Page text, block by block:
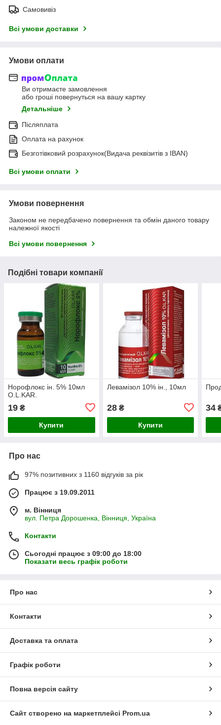
Самовивіз
Всі умови доставки
Умови оплати
Ви отримаєте замовлення
або гроші повернуться на вашу картку
Детальніше
Післяплата
Оплата на рахунок
Безготівковий розрахунок(Видача реквізитів з IBAN)
Всі умови оплати
Умови повернення
Законом не передбачено повернення та обмін даного товару
належної якості
Всі умови повернення
Подібні товари компанії
Норофлокс ін. 5% 10мл
O.L.KAR.
19 ₴
Купити
Левамізол 10% ін., 10мл
28₴
Купити
34
Про нас
97% позитивних з 1160 відгуків за рік
Працює з 19.09.2011
м. Вінниця
вул. Петра Дорошенка, Вінниця, Україна
Контакти
Сьогодні працює з 09:00 до 18:00
Показати весь графік роботи
Про нас
Контакти
Доставка та оплата
Графік роботи
Повна версія сайту
Сайт створено на маркетплейсі Prom.ua